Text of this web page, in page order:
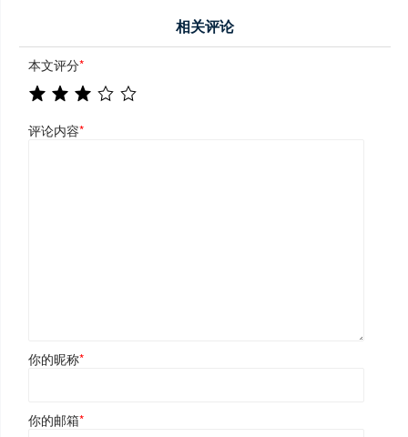
相关评论
本文评分*
评论内容*
你的昵称*
你的邮箱*